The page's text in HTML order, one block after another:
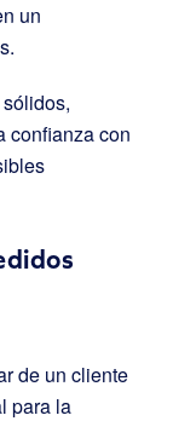
un
confianza con
de un cliente
para la